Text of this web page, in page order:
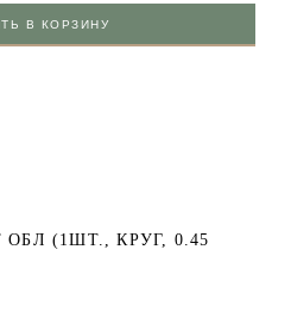
В КОРЗИНУ
(1ШТ., КРУГ, 0.45